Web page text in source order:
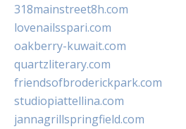
318mainstreet8h.com
lovenailsspari.com
oakberry-kuwait.com
quartzliterary.com
friendsofbroderickpark.com
studiopiattellina.com
jannagrillspringfield.com